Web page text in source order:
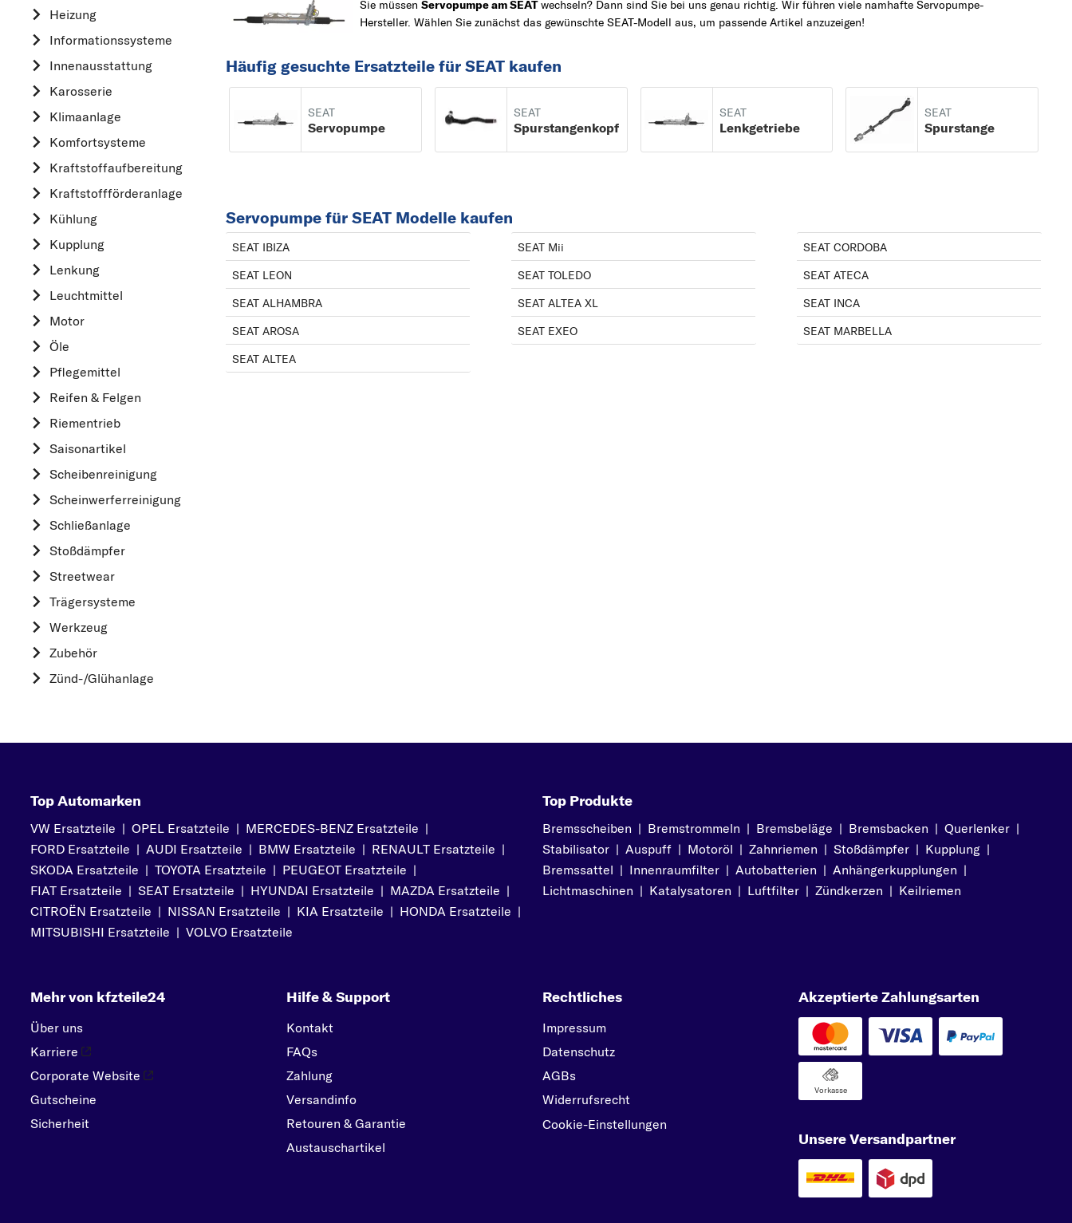
Heizung
Informationssysteme
Innenausstattung
Karosserie
Klimaanlage
Komfortsysteme
Kraftstoff­aufbereitung
Kraftstoff­förderanlage
Kühlung
Kupplung
Lenkung
Leuchtmittel
Motor
Öle
Pflegemittel
Reifen & Felgen
Riementrieb
Saisonartikel
Scheibenreinigung
Scheinwerferreinigung
Schließanlage
Stoßdämpfer
Streetwear
Trägersysteme
Werkzeug
Zubehör
Zünd-/Glühanlage
OPEL
FORD
A
BMW
C
CHEVROLET
CITROËN
D
DACIA
DAIHATSU
OPEL
PEUGEOT
PORSCHE
R
SKODA
SMART
SUBARU
SUZUKI
TOYOTA
LEON
AROSA
AROSA
CORDOBA
E
EXEO
Sie müssen Servopumpe am SEATwechseln? Dann sind Sie bei uns genau richtig. Wir führen viele namhafte Servopumpe-
Hersteller. Wählen Sie zunächst das gewünschte SEAT-Modell aus, um passende Artikel anzuzeigen!
Häufig gesuchte Ersatzteile für SEAT kaufen
SEAT
Servopumpe
SEAT
Spurstangenkopf
SEAT
Lenkgetriebe
SEAT
Spurstange
Servopumpe für SEAT Modelle kaufen
SEAT IBIZA
SEAT LEON
SEAT ALHAMBRA
SEAT AROSA
SEAT ALTEA
SEAT Mii
SEAT TOLEDO
SEAT ALTEA XL
SEAT EXEO
SEAT CORDOBA
SEAT ATECA
SEAT INCA
SEAT MARBELLA
Top Automarken
VW Ersatzteile | OPEL Ersatzteile | MERCEDES-BENZ Ersatzteile |
FORD Ersatzteile | AUDI Ersatzteile | BMW Ersatzteile | RENAULT Ersatzteile |
SKODA Ersatzteile | TOYOTA Ersatzteile | PEUGEOT Ersatzteile |
FIAT Ersatzteile | SEAT Ersatzteile | HYUNDAI Ersatzteile | MAZDA Ersatzteile |
CITROËN Ersatzteile | NISSAN Ersatzteile | KIA Ersatzteile | HONDA Ersatzteile |
MITSUBISHI Ersatzteile | VOLVO Ersatzteile
Top Produkte
Bremsscheiben | Bremstrommeln | Bremsbeläge | Bremsbacken | Querlenker |
Stabilisator | Auspuff | Motoröl | Zahnriemen | Stoßdämpfer | Kupplung |
Bremssattel | Innenraumfilter | Autobatterien | Anhängerkupplungen |
Lichtmaschinen | Katalysatoren | Luftfilter | Zündkerzen | Keilriemen
Mehr von kfzteile24
Über uns
Karriere
Corporate Website
Gutscheine
Sicherheit
Hilfe & Support
Kontakt
FAQs
Zahlung
Versandinfo
Retouren & Garantie
Austauschartikel
Rechtliches
Impressum
Datenschutz
AGBs
Widerrufsrecht
Cookie-Einstellungen
Akzeptierte Zahlungsarten
Vorkasse
Unsere Versandpartner